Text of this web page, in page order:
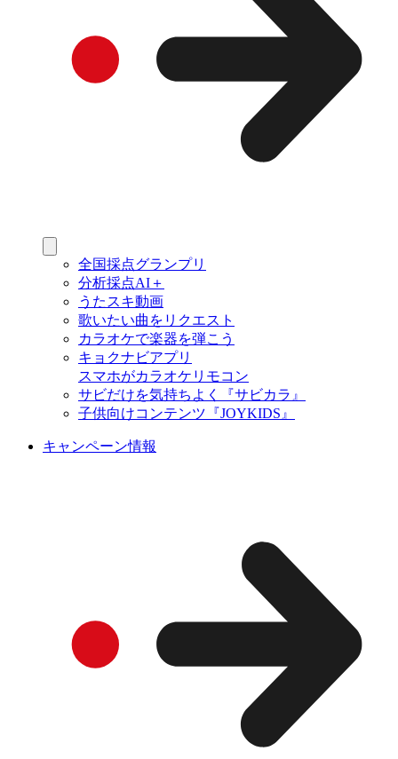
全国採点グランプリ
分析採点AI＋
うたスキ動画
歌いたい曲をリクエスト
カラオケで楽器を弾こう
キョクナビアプリ
スマホがカラオケリモコン
サビだけを気持ちよく『サビカラ』
子供向けコンテンツ『JOYKIDS』
キャンペーン情報